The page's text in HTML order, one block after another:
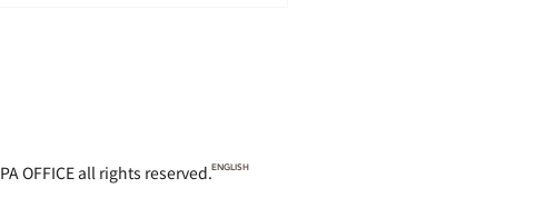
OFFICE all rights reserved.ENGLISH